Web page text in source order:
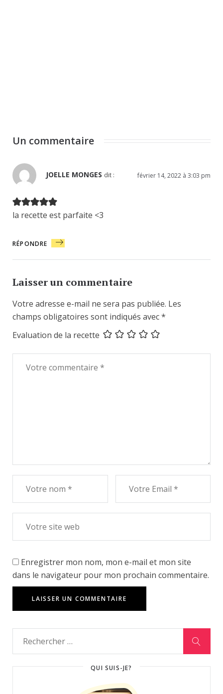
Un commentaire
JOELLE MONGES dit : février 14, 2022 à 3:03 pm
la recette est parfaite <3
RÉPONDRE
Laisser un commentaire
Votre adresse e-mail ne sera pas publiée. Les
champs obligatoires sont indiqués avec*
Evaluation de la recette
Enregistrer mon nom, mon e-mail et mon site
dans le navigateur pour mon prochain commentaire.
QUI SUIS-JE?